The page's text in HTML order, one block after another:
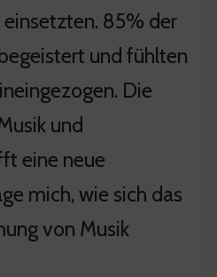
85% der
und fühlten
Die
und
eine neue
mich, wie sich das
von Musik